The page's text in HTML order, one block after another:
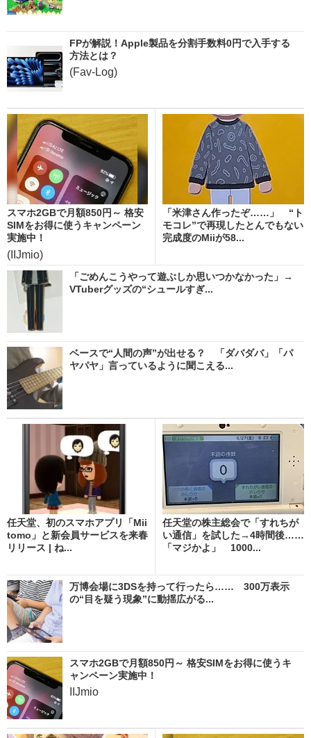
FPが解説！Apple製品を分割手数料0円で入手する
方法とは？
(Fav-Log)
スマホ2GBで月額850円～ 格安
SIMをお得に使うキャンペーン
実施中！
(IIJmio)
「米津さん作ったぞ……」 “ト
モコレ”で再現したとんでもない
完成度のMiiが58...
「ごめんこうやって遊ぶしか思いつかなかった」→
VTuberグッズの“シュールすぎ...
ベースで“人間の声”が出せる？ 「ダバダバ」「パ
ヤパヤ」言っているように聞こえる...
任天堂、初のスマホアプリ「Mii
tomo」と新会員サービスを来春
リリース | ね...
任天堂の株主総会で「すれちが
い通信」を試した→4時間後……
「マジかよ」 1000...
万博会場に3DSを持って行ったら…… 300万表示
の“目を疑う現象”に動揺広がる...
スマホ2GBで月額850円～ 格安SIMをお得に使うキ
ャンペーン実施中！
IIJmio